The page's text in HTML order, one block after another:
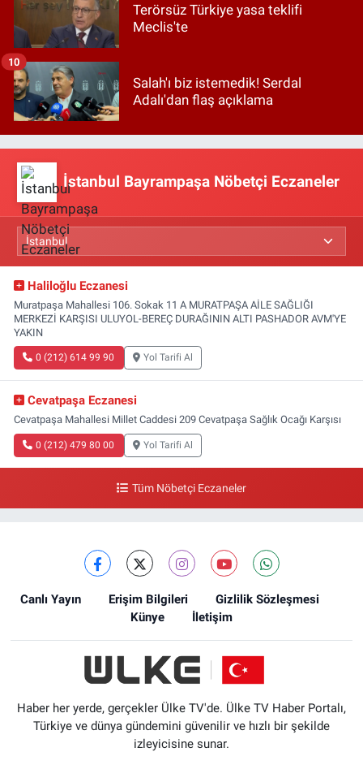
Terörsüz Türkiye yasa teklifi
Meclis'te
Salah'ı biz istemedik! Serdal
Adalı'dan flaş açıklama
10
İstanbul Bayrampaşa Nöbetçi Eczaneler
Haliloğlu Eczanesi
Muratpaşa Mahallesi 106. Sokak 11 A MURATPAŞA AİLE SAĞLIĞI
MERKEZİ KARŞISI ULUYOL-BEREÇ DURAĞININ ALTI PASHADOR AVM'YE
YAKIN
0 (212) 614 99 90 Yol Tarifi Al
Cevatpaşa Eczanesi
Cevatpaşa Mahallesi Millet Caddesi 209 Cevatpaşa Sağlık Ocağı Karşısı
0 (212) 479 80 00 Yol Tarifi Al
Tüm Nöbetçi Eczaneler
Canlı Yayın Erişim Bilgileri
Gizlilik Sözleşmesi
Künye
İletişim
Haber her yerde, gerçekler Ülke TV'de. Ülke TV Haber Portalı,
Türkiye ve dünya gündemini güvenilir ve hızlı bir şekilde
izleyicisine sunar.